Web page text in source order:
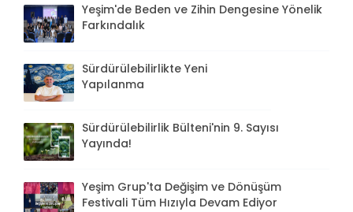
Yeşim'de Beden ve Zihin Dengesine Yönelik
Farkındalık
Sürdürülebilirlikte Yeni
Yapılanma
Sürdürülebilirlik Bülteni'nin 9. Sayısı
Yayında!
Yeşim Grup'ta Değişim ve Dönüşüm
Festivali Tüm Hızıyla Devam Ediyor